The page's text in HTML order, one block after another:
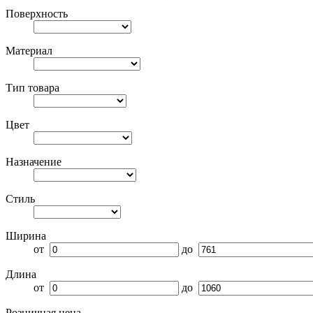
Поверхность
Материал
Тип товара
Цвет
Назначение
Стиль
Ширина
от
до
Длина
от
до